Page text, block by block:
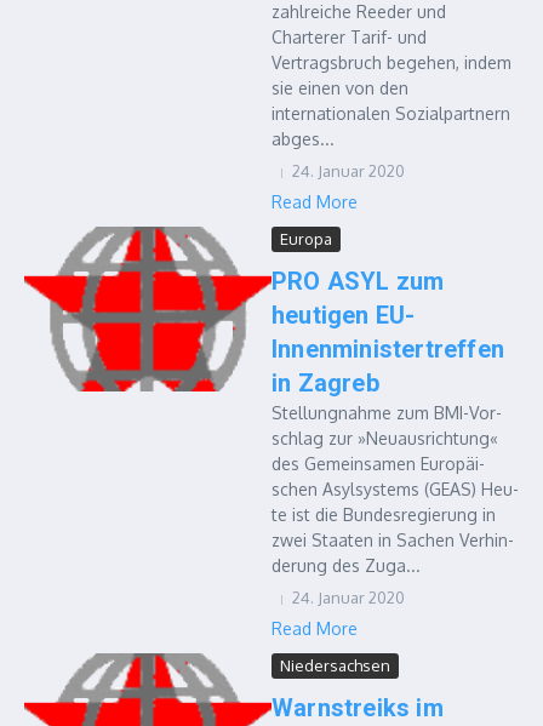
zahlreiche Reeder und
Charterer Tarif- und
Vertragsbruch begehen, indem
sie einen von den
internationalen Sozialpartnern
abges...
24. Januar 2020
Read More
Europa
PRO ASYL zum
heutigen EU-
Innenministertreffen
in Zagreb
Stel­lung­nah­me zum BMI-Vor­
schlag zur »Neu­aus­rich­tung«
des Gemein­sa­men Euro­päi­
schen Asyl­sys­tems (GEAS) Heu­
te ist die Bun­des­re­gie­rung in
zwei Staa­ten in Sachen Ver­hin­
de­rung des Zuga...
24. Januar 2020
Read More
Niedersachsen
Warnstreiks im